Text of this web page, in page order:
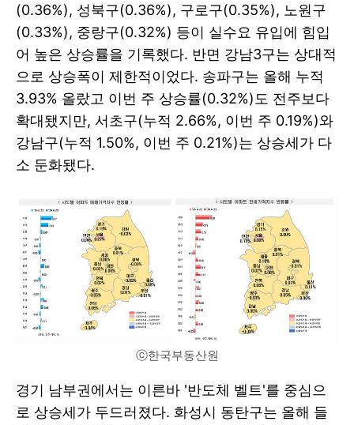
(0.36%), 성북구(0.36%), 구로구(0.35%), 노원구
(0.33%), 중랑구(0.32%) 등이 실수요 유입에 힘입
어 높은 상승률을 기록했다. 반면 강남3구는 상대적
으로 상승폭이 제한적이었다. 송파구는 올해 누적
3.93% 올랐고 이번 주 상승률(0.32%)도 전주보다
확대됐지만, 서초구(누적 2.66%, 이번 주 0.19%)와
강남구(누적 1.50%, 이번 주 0.21%)는 상승세가 다
소 둔화됐다.
ⓒ한국부동산원
경기 남부권에서는 이른바 '반도체 벨트'를 중심으
로 상승세가 두드러졌다. 화성시 동탄구는 올해 들